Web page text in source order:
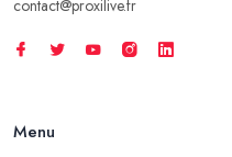
contact@proxilive.fr
Menu